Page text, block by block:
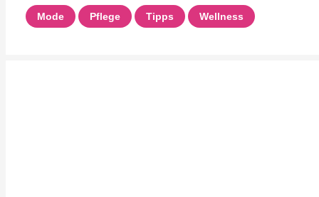
Mode Pflege Tipps Wellness